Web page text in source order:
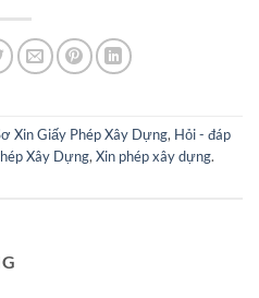
Xin Giấy Phép Xây Dựng, Hỏi - đáp
Xây Dựng, Xin phép xây dựng.